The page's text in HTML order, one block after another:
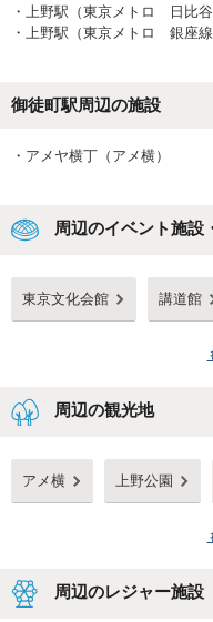
・ 上野駅（東京メトロ 日比谷
・ 上野駅（東京メトロ 銀座線
御徒町駅周辺の施設
・ アメヤ横丁（アメ横）
周辺のイベント施設
東京文化会館 講道館
周辺の観光地
アメ横 上野公園
周辺のレジャー施設